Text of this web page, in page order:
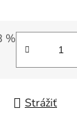
%
Strážiť